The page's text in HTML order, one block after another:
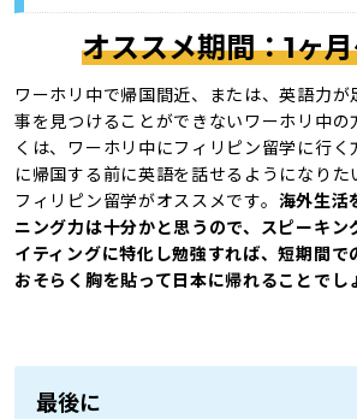
オススメ期間：1ヶ
ワーホリ中で帰国間近、または、英語力
事を見つけることができないワーホリ中の
くは、ワーホリ中にフィリピン留学に行く
に帰国する前に英語を話せるようになりた
フィリピン留学がオススメです。 海外生活
ニング力は十分かと思うので、スピーキン
イティングに特化し勉強すれば、短期間で
おそらく胸を貼って日本に帰れることでし
最後に